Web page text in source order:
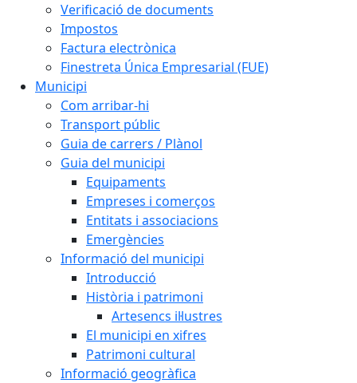
Verificació de documents
Impostos
Factura electrònica
Finestreta Única Empresarial (FUE)
Municipi
Com arribar-hi
Transport públic
Guia de carrers / Plànol
Guia del municipi
Equipaments
Empreses i comerços
Entitats i associacions
Emergències
Informació del municipi
Introducció
Història i patrimoni
Artesencs il·lustres
El municipi en xifres
Patrimoni cultural
Informació geogràfica